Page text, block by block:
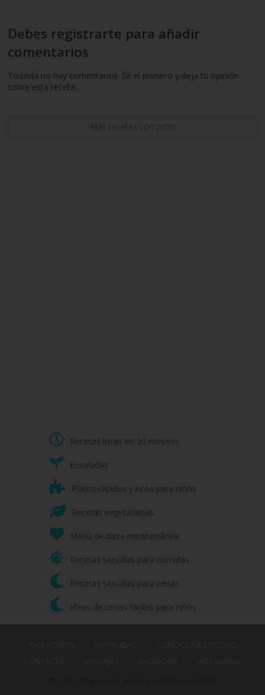
Debes registrarte para añadir
comentarios
Todavía no hay comentarios. Sé el primero y deja tu opinión
sobre esta receta.
Recetas listas en 20 minutos
Ensaladas
Platos rápidos y ricos para niños
Recetas vegetarianas
Menú de dieta mediterránea
Recetas sencillas para comidas
Recetas sencillas para cenas
Ideas de cenas fáciles para niños